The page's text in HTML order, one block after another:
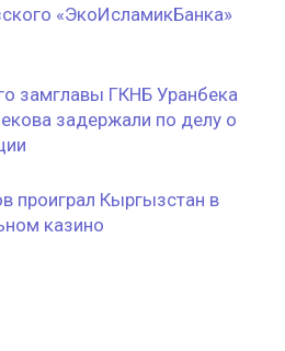
«ЭкоИсламикБанка»
замглавы ГКНБ Уранбека
задержали по делу о
проиграл Кыргызстан в
казино